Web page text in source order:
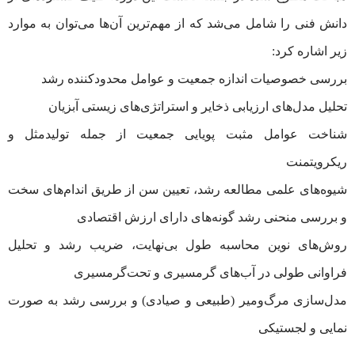
دانش فنی را شامل می‌شد که از مهم‌ترین آن‌ها می‌توان به موارد
زیر اشاره کرد:
بررسی خصوصیات اندازه‌ جمعیت و عوامل محدودکننده رشد
تحلیل مدل‌های ارزیابی ذخایر و استراتژی‌های زیستی آبزیان
شناخت عوامل مثبت پویایی جمعیت از جمله تولیدمثل و
ریکرویتمنت
شیوه‌های علمی مطالعه رشد، تعیین سن از طریق اندام‌های سخت
و بررسی منحنی رشد گونه‌های دارای ارزش اقتصادی
روش‌های نوین محاسبه طول بی‌نهایت، ضریب رشد و تحلیل
فراوانی طولی در آب‌های گرمسیری و تحت‌گرمسیری
مدل‌سازی مرگ‌ومیر (طبیعی و صیادی) و بررسی رشد به صورت
نمایی و لجستیکی